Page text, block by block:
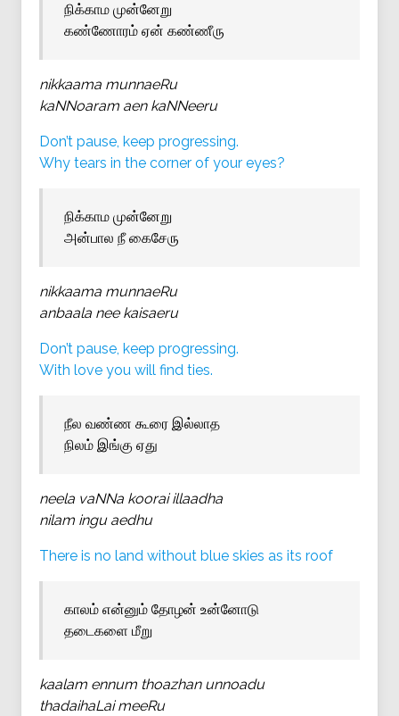
நிக்காம முன்னேறு
கண்ணோரம் ஏன் கண்ணீரு
nikkaama munnaeRu
kaNNoaram aen kaNNeeru
Don’t pause, keep progressing.
Why tears in the corner of your eyes?
நிக்காம முன்னேறு
அன்பால நீ கைசேரு
nikkaama munnaeRu
anbaala nee kaisaeru
Don’t pause, keep progressing.
With love you will find ties.
நீல வண்ண கூரை இல்லாத
நிலம் இங்கு ஏது
neela vaNNa koorai illaadha
nilam ingu aedhu
There is no land without blue skies as its roof
காலம் என்னும் தோழன் உன்னோடு
தடைகளை மீறு
kaalam ennum thoazhan unnoadu
thadaihaLai meeRu